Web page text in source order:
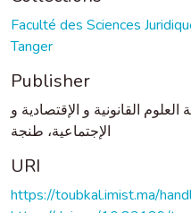
Faculté des Sciences
Tanger
Publisher
القانونية و الإقتصادية و
الإجتماعية، طنجة
URI
https://toubkal.imist.ma/